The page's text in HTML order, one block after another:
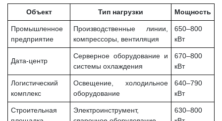
Объект Тип нагрузки Мощность
Промышленное
предприятие
Производственные линии,
компрессоры, вентиляция
650–800
кВт
Дата-центр
Серверное оборудование и
системы охлаждения
670–800
кВт
Логистический
комплекс
Освещение, холодильное
оборудование
640–790
кВт
Строительная
Электроинструмент,
630–800